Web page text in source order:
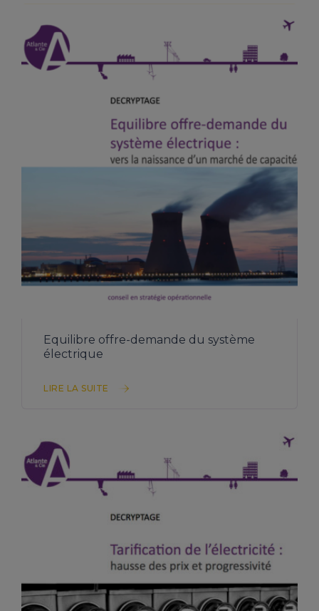
Equilibre offre-demande du système
électrique
LIRE LA SUITE
TÉLÉCHARGER L’ÉTUDE